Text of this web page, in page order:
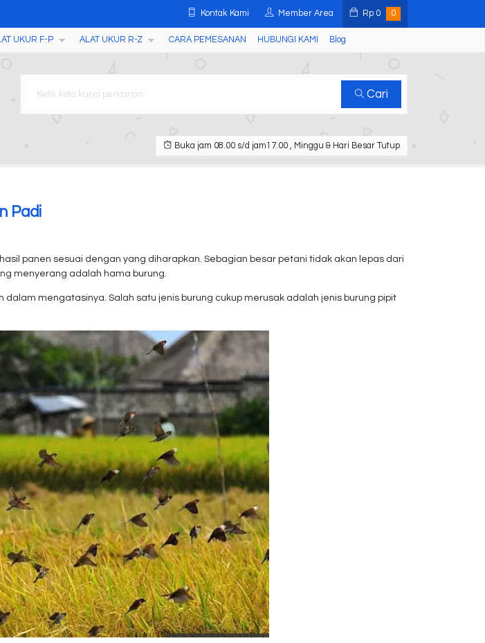
Kontak Kami Member Area Rp 0 0
UKUR F-P ALAT UKUR R-Z CARA PEMESANAN HUBUNGI KAMI Blog
Cari
Buka jam 08.00 s/d jam17.00 , Minggu & Hari Besar Tutup
Padi
panen sesuai dengan yang diharapkan. Sebagian besar petani tidak akan lepas dari
menyerang adalah hama burung.
mengatasinya. Salah satu jenis burung cukup merusak adalah jenis burung pipit